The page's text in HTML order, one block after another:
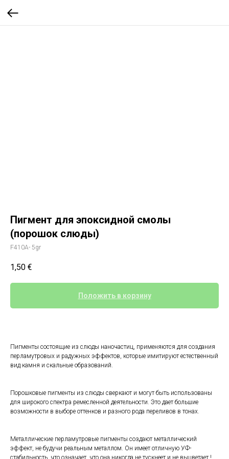
Пигмент для эпоксидной смолы
(порошок слюды)
F410A- 5gr
1,50 €
Положить в корзину
Пигменты состоящие из слюды наночастиц, применяются для создания
перламутровых и радужных эффектов, которые имитируют естественный
вид камня и скальные образований.
Порошковые пигменты из слюды сверкают и могут быть использованы
для широкого спектра ремесленной деятельности. Это дает большие
возможности в выборе оттенков и разного рода переливов в тонах.
Металлические перламутровые пигменты создают металлический
эффект, не будучи реальным металлом. Он имеет отличную УФ-